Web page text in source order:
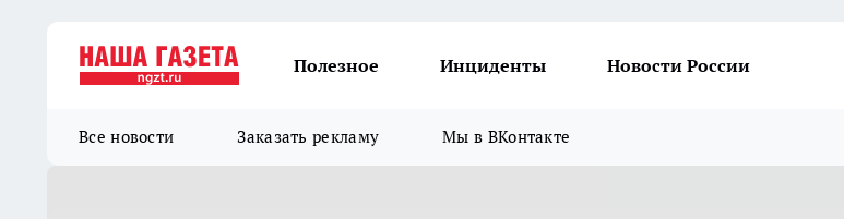
Полезное Инциденты Новости России
Все новости Заказать рекламу Мы в ВКонтакте